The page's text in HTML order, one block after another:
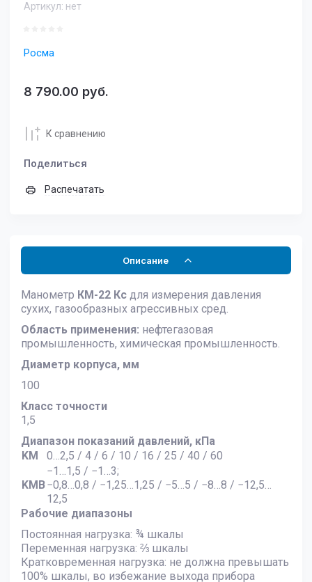
Артикул: нет
Росма
8 790.00 руб.
К сравнению
Поделиться
Распечатать
Описание
Манометр КМ-22 Кс для измерения давления
сухих, газообразных агрессивных сред.
Область применения: нефтегазовая
промышленность, химическая промышленность.
Диаметр корпуса, мм
100
Класс точности
1,5
Диапазон показаний давлений, кПа
KМ
0…2,5 / 4 / 6 / 10 / 16 / 25 / 40 / 60
KМВ
−1…1,5 / −1…3;
−0,8…0,8 / −1,25…1,25 / −5…5 / −8…8 / −12,5…
12,5
Рабочие диапазоны
Постоянная нагрузка: ¾ шкалы
Переменная нагрузка: ⅔ шкалы
Кратковременная нагрузка: не должна превышать
100% шкалы, во избежание выхода прибора